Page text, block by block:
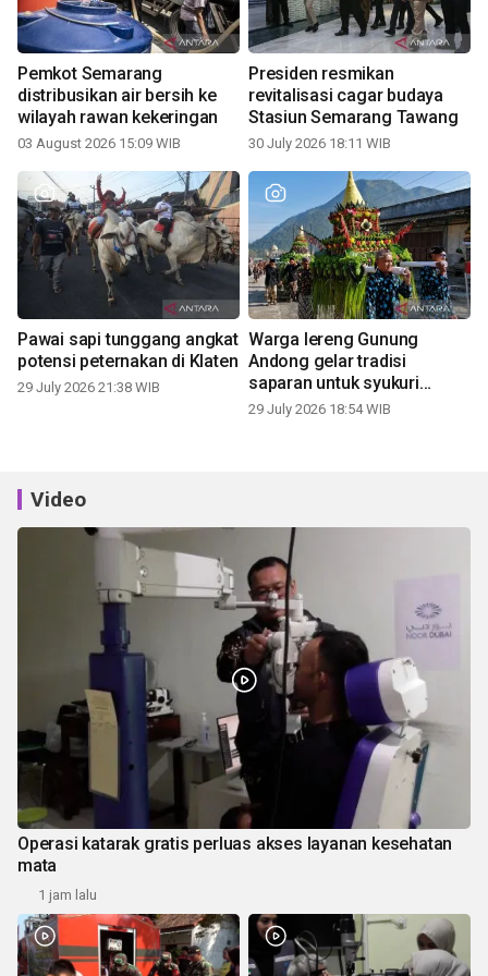
Pemkot Semarang
distribusikan air bersih ke
wilayah rawan kekeringan
03 August 2026 15:09 WIB
Presiden resmikan
revitalisasi cagar budaya
Stasiun Semarang Tawang
30 July 2026 18:11 WIB
Pawai sapi tunggang angkat
potensi peternakan di Klaten
29 July 2026 21:38 WIB
Warga lereng Gunung
Andong gelar tradisi
saparan untuk syukuri
panen
29 July 2026 18:54 WIB
Video
Operasi katarak gratis perluas akses layanan kesehatan
mata
1 jam lalu